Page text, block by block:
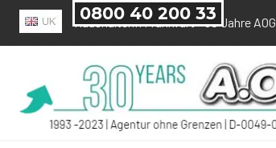
Direkt zum Seiteninhalt0800 40 200 33
Haushälterin Frankfurt-30 Jahre AOG